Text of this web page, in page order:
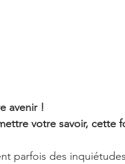
avenir !
votre savoir, cette
parfois des